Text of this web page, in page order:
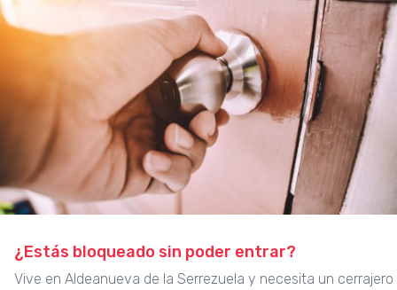
¿Estás bloqueado sin poder entrar?
Vive en Aldeanueva de la Serrezuela y necesita un cerrajero